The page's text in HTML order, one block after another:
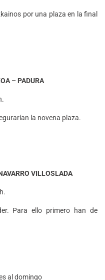
por una plaza en la final
– PADURA
la novena plaza.
VILLOSLADA
Para ello primero han de
al domingo